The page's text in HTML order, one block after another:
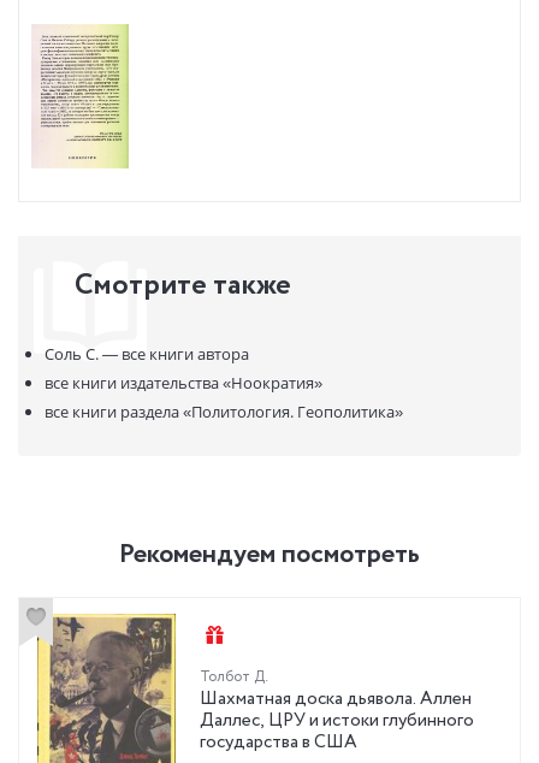
Смотрите также
Соль С. — все книги автора
все книги издательства«Ноократия»
все книги раздела«Политология. Геополитика»
Рекомендуем посмотреть
Толбот Д.
Шахматная доска дьявола. Аллен
Даллес, ЦРУ и истоки глубинного
государства в США